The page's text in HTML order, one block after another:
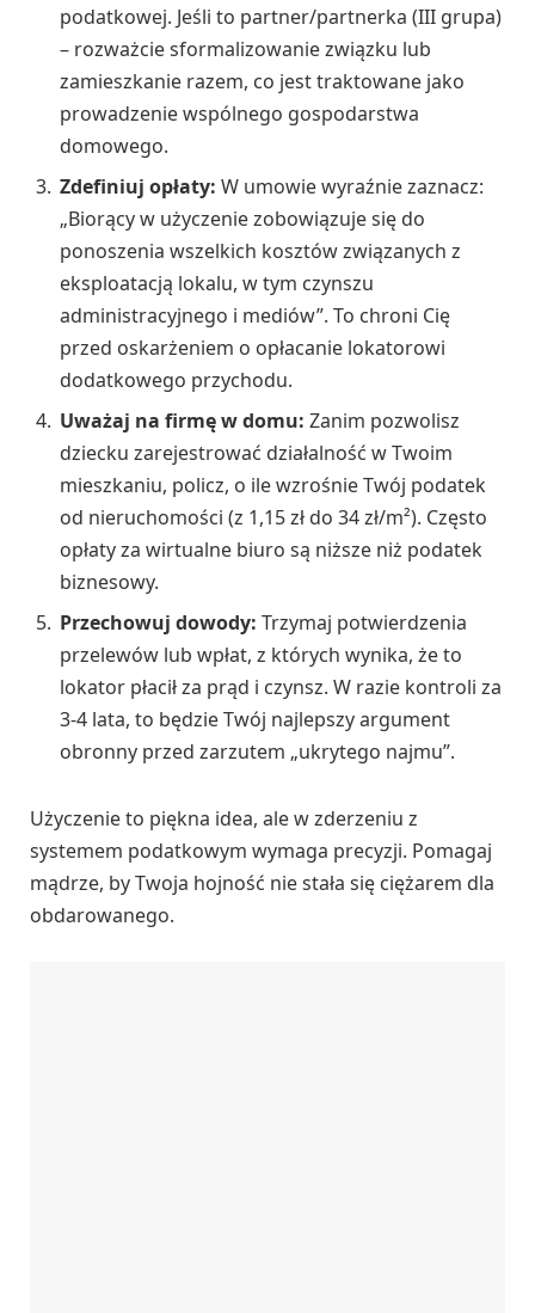
podatkowej. Jeśli to partner/partnerka (III grupa)
– rozważcie sformalizowanie związku lub
zamieszkanie razem, co jest traktowane jako
prowadzenie wspólnego gospodarstwa
domowego.
Zdefiniuj opłaty: W umowie wyraźnie zaznacz:
„Biorący w użyczenie zobowiązuje się do
ponoszenia wszelkich kosztów związanych z
eksploatacją lokalu, w tym czynszu
administracyjnego i mediów”. To chroni Cię
przed oskarżeniem o opłacanie lokatorowi
dodatkowego przychodu.
Uważaj na firmę w domu: Zanim pozwolisz
dziecku zarejestrować działalność w Twoim
mieszkaniu, policz, o ile wzrośnie Twój podatek
od nieruchomości (z 1,15 zł do 34 zł/m²). Często
opłaty za wirtualne biuro są niższe niż podatek
biznesowy.
Przechowuj dowody: Trzymaj potwierdzenia
przelewów lub wpłat, z których wynika, że to
lokator płacił za prąd i czynsz. W razie kontroli za
3-4 lata, to będzie Twój najlepszy argument
obronny przed zarzutem „ukrytego najmu”.
Użyczenie to piękna idea, ale w zderzeniu z
systemem podatkowym wymaga precyzji. Pomagaj
mądrze, by Twoja hojność nie stała się ciężarem dla
obdarowanego.